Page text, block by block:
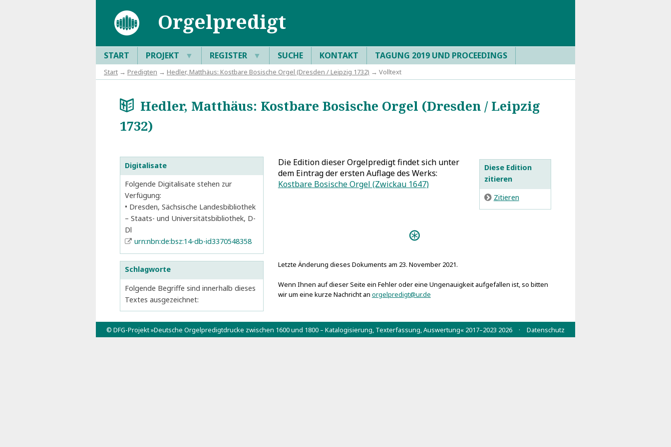
Orgelpredigt
START PROJEKT ▼ REGISTER ▼ SUCHE KONTAKT TAGUNG 2019 UND PROCEEDINGS
Start → Predigten → Hedler, Matthäus: Kostbare Bosische Orgel (Dresden / Leipzig 1732) → Volltext
a Hedler, Matthäus: Kostbare Bosische Orgel (Dresden / Leipzig
1732)
Diese Edition
zitieren
E Zitieren
Digitalisate
Folgende Digitalisate stehen zur
Verfügung:
Dresden, Sächsische Landesbibliothek
– Staats- und Universitätsbibliothek, D-
Dl
urn:nbn:de:bsz:14-db-id3370548358
Schlagworte
Folgende Begriffe sind innerhalb dieses
Textes ausgezeichnet:
Die Edition dieser Orgelpredigt findet sich unter
dem Eintrag der ersten Auflage des Werks:
Kostbare Bosische Orgel (Zwickau 1647)
Letzte Änderung dieses Dokuments am 23. November 2021.
Wenn Ihnen auf dieser Seite ein Fehler oder eine Ungenauigkeit aufgefallen ist, so bitten
wir um eine kurze Nachricht an orgelpredigt@ur.de
© DFG-Projekt »Deutsche Orgelpredigtdrucke zwischen 1600 und 1800 – Katalogisierung, Texterfassung, Auswertung« 2017–2023 2026 · Datenschutz